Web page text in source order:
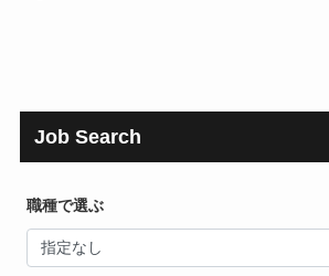
Job Search
職種で選ぶ